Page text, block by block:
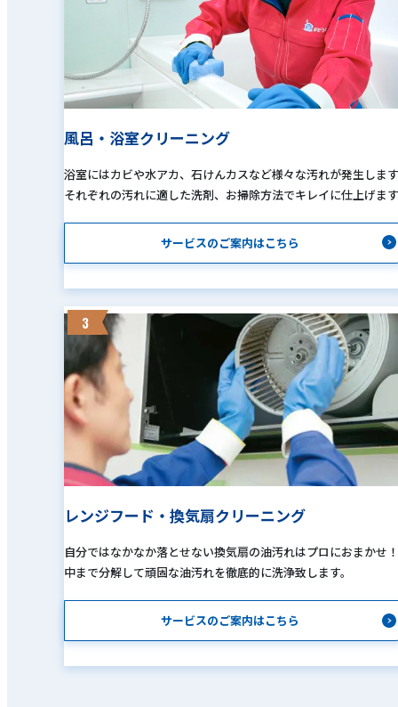
風呂・浴室クリーニング
浴室にはカビや水アカ、石けんカスなど様々な汚れが発生しま
それぞれの汚れに適した洗剤、お掃除方法でキレイに仕上げま
サービスのご案内はこちら
3
レンジフード・換気扇クリーニング
自分ではなかなか落とせない換気扇の油汚れはプロにおまかせ！
中まで分解して頑固な油汚れを徹底的に洗浄致します。
サービスのご案内はこちら